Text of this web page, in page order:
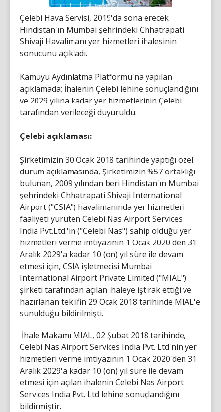
Çelebi Hava Servisi, 2019'da sona erecek
Hindistan'ın Mumbai şehrindeki Chhatrapati
Shivaji Havalimanı yer hizmetleri ihalesinin
sonucunu açıkladı.
Kamuyu Aydınlatma Platformu'na yapılan
açıklamada; İhalenin Çelebi lehine sonuçlandığını
ve 2029 yılına kadar yer hizmetlerinin Çelebi
tarafından verileceği duyuruldu.
Çelebi açıklaması:
Şirketimizin 30 Ocak 2018 tarihinde yaptığı özel
durum açıklamasında, Şirketimizin %57 ortaklığı
bulunan, 2009 yılından beri Hindistan'ın Mumbai
şehrindeki Chhatrapati Shivaji International
Airport ("CSIA") havalimanında yer hizmetleri
faaliyeti yürüten Celebi Nas Airport Services
India Pvt.Ltd.'in ("Celebi Nas") sahip olduğu yer
hizmetleri verme imtiyazının 1 Ocak 2020'den 31
Aralık 2029'a kadar 10 (on) yıl süre ile devam
etmesi için, CSIA işletmecisi Mumbai
International Airport Private Limited ("MIAL")
şirketi tarafından açılan ihaleye iştirak ettiği ve
hazırlanan teklifin 29 Ocak 2018 tarihinde MIAL'e
sunulduğu bildirilmişti.
İhale Makamı MIAL, 02 Şubat 2018 tarihinde,
Celebi Nas Airport Services India Pvt. Ltd'nin yer
hizmetleri verme imtiyazının 1 Ocak 2020'den 31
Aralık 2029'a kadar 10 (on) yıl süre ile devam
etmesi için açılan ihalenin Celebi Nas Airport
Services India Pvt. Ltd lehine sonuçlandığını
bildirmiştir.